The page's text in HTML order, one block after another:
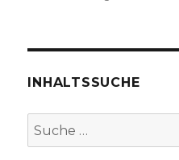
INHALTSSUCHE
Suche
nach: